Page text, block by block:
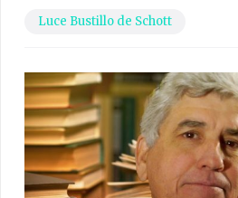
Luce Bustillo de Schott